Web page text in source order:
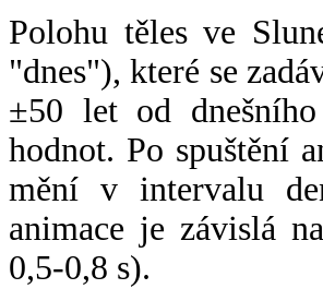
Polohu těles ve
"dnes"), které se
±50 let od
hodnot. Po spuštění
mění v intervalu
animace je závislá
0,5-0,8 s).